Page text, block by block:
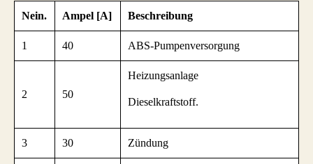
Nein. Ampel [A] Beschreibung
1 40 ABS-Pumpenversorgung
2 50
Heizungsanlage
Dieselkraftstoff.
3 30 Zündung